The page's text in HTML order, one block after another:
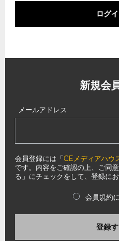
ログ
新規会
メールアドレス
会員登録には「CEメディアハウ
です。内容をご確認の上、ご同
る」にチェックをして、登録にお
会員規約
登録